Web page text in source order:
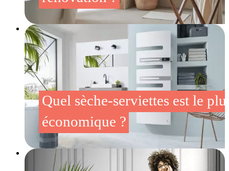
Quel sèche-serviettes est le
économique ?